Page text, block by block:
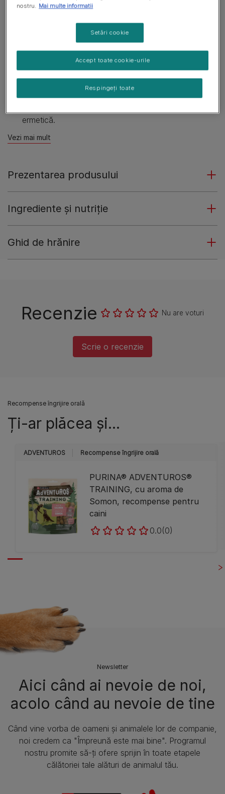
Nu are voturi
115g
Gustos cu arome îmbietoare.
Conținut scăzut de grăsimi.
Bucăți de dimensiuni mici.
ermetică.
Vezi mai mult
Prezentarea produsului
Ingrediente și nutriție
Ghid de hrănire
Recenzie Nu are voturi
Scrie o recenzie
Recompense îngrijire orală
Ți-ar plăcea și...
ADVENTUROS Recompense îngrijire orală
PURINA® ADVENTUROS®
TRAINING, cu aroma de
Somon, recompense pentru
caini
0.0(0)
Newsletter
Aici când ai nevoie de noi,
acolo când au nevoie de tine
Când vine vorba de oameni și animalele lor de companie,
noi credem ca "Împreună este mai bine". Programul
nostru promite să-ți ofere sprijin în toate etapele
călătoriei tale alături de animalul tău.
nostru. Mai multe informatii
Setări cookie
Respingeți toate
Accept toate cookie-urile